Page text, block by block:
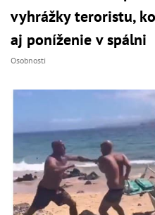
vyhrážky teroristu,
aj poníženie v spálni
Osobnosti